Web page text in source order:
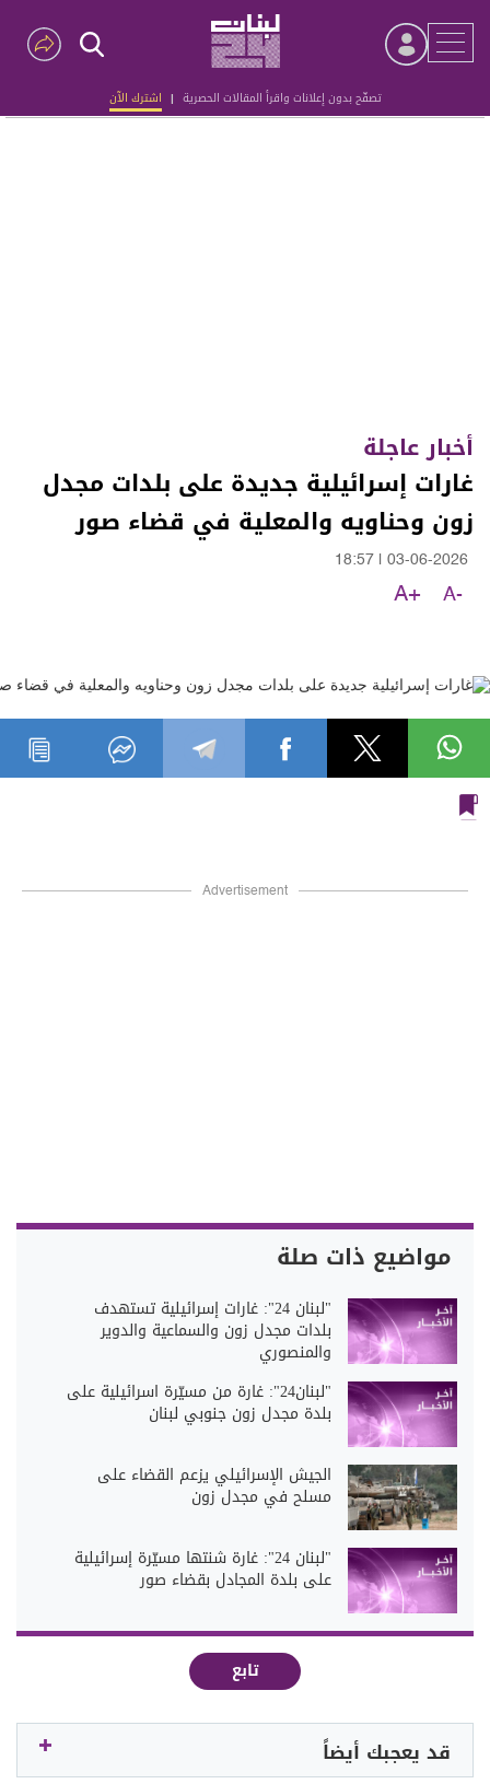
تصفّح بدون إعلانات واقرأ المقالات الحصرية | اشترك الآن
Advertisement
أخبار عاجلة
غارات إسرائيلية جديدة على بلدات مجدل
زون وحناويه والمعلية في قضاء صور
03-06-2026
18:57
A-
A+
Advertisement
مواضيع ذات صلة
"لبنان 24": غارات إسرائيلية تستهدف
بلدات مجدل زون والسماعية والدوير
والمنصوري
"لبنان24": غارة من مسيّرة اسرائيلية على
بلدة مجدل زون جنوبي لبنان
الجيش الإسرائيلي يزعم القضاء على
مسلح في مجدل زون
"لبنان 24": غارة شنتها مسيّرة إسرائيلية
على بلدة المجادل بقضاء صور
تابع
قد يعجبك أيضاً